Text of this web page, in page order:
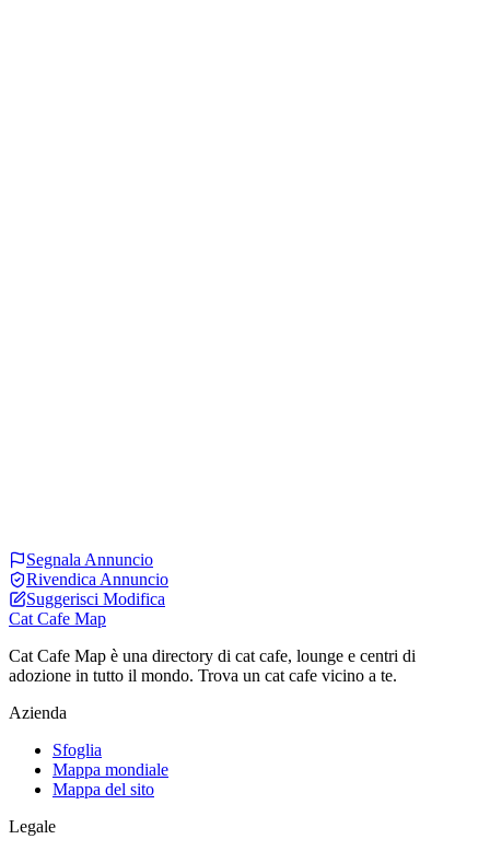
Segnala Annuncio
Rivendica Annuncio
Suggerisci Modifica
Cat Cafe Map
Cat Cafe Map è una directory di cat cafe, lounge e centri di
adozione in tutto il mondo. Trova un cat cafe vicino a te.
Azienda
Sfoglia
Mappa mondiale
Mappa del sito
Legale